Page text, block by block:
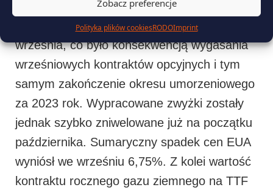
Zobacz preferencje
Polityka plików cookiesRODOImprint
niemal cały miesiąc. Chwilowe wzrosty na
EUA były widoczne w drugiej połowie
września, co było konsekwencją wygasania
wrześniowych kontraktów opcyjnych i tym
samym zakończenie okresu umorzeniowego
za 2023 rok. Wypracowane zwyżki zostały
jednak szybko zniwelowane już na początku
października. Sumaryczny spadek cen EUA
wyniósł we wrześniu 6,75%. Z kolei wartość
kontraktu rocznego gazu ziemnego na TTF